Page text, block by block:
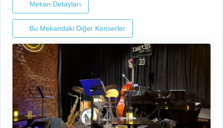
Mekan Detayları
Bu Mekandaki Diğer Konserler